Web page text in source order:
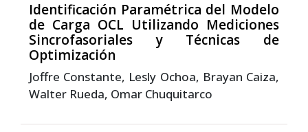
Identificación Paramétrica del Modelo
de Carga OCL Utilizando Mediciones
Sincrofasoriales y Técnicas de
Optimización
Joffre Constante, Lesly Ochoa, Brayan Caiza,
Walter Rueda, Omar Chuquitarco